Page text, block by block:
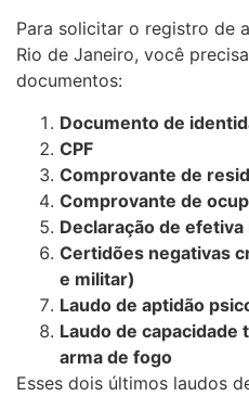
Para solicitar o registro de
Rio de Janeiro, você
documentos:
Documento de
CPF
Comprovante de
Comprovante de
Declaração de
Certidões negativas
e militar)
Laudo de aptidão
Laudo de capacidade
arma de fogo
Esses dois últimos laudos